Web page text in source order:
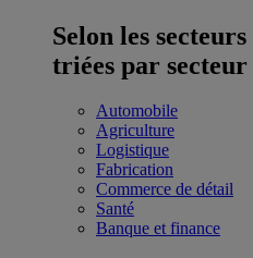
Selon les secteurs
triées par secteur
Automobile
Agriculture
Logistique
Fabrication
Commerce de détail
Santé
Banque et finance